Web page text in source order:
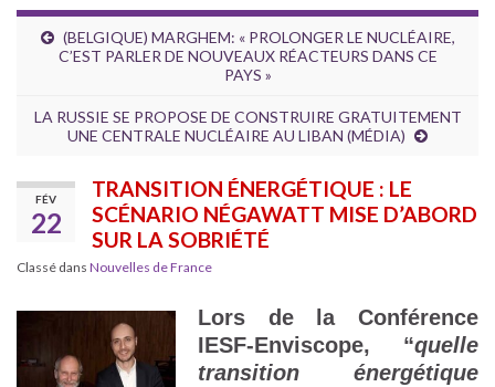
(BELGIQUE) MARGHEM: « PROLONGER LE NUCLÉAIRE,
C’EST PARLER DE NOUVEAUX RÉACTEURS DANS CE
PAYS »
LA RUSSIE SE PROPOSE DE CONSTRUIRE GRATUITEMENT
UNE CENTRALE NUCLÉAIRE AU LIBAN (MÉDIA)
FÉV
22
TRANSITION ÉNERGÉTIQUE : LE
SCÉNARIO NÉGAWATT MISE D’ABORD
SUR LA SOBRIÉTÉ
Classé dans Nouvelles de France
Lors de la Conférence
IESF-Enviscope, “quelle
transition énergétique